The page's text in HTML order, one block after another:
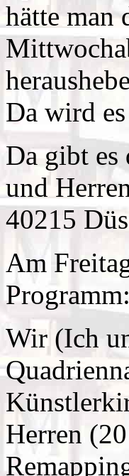
hätte man
Da wird
Da gibt
und
40215
Am
Programm:
Wir (Ich
Herren